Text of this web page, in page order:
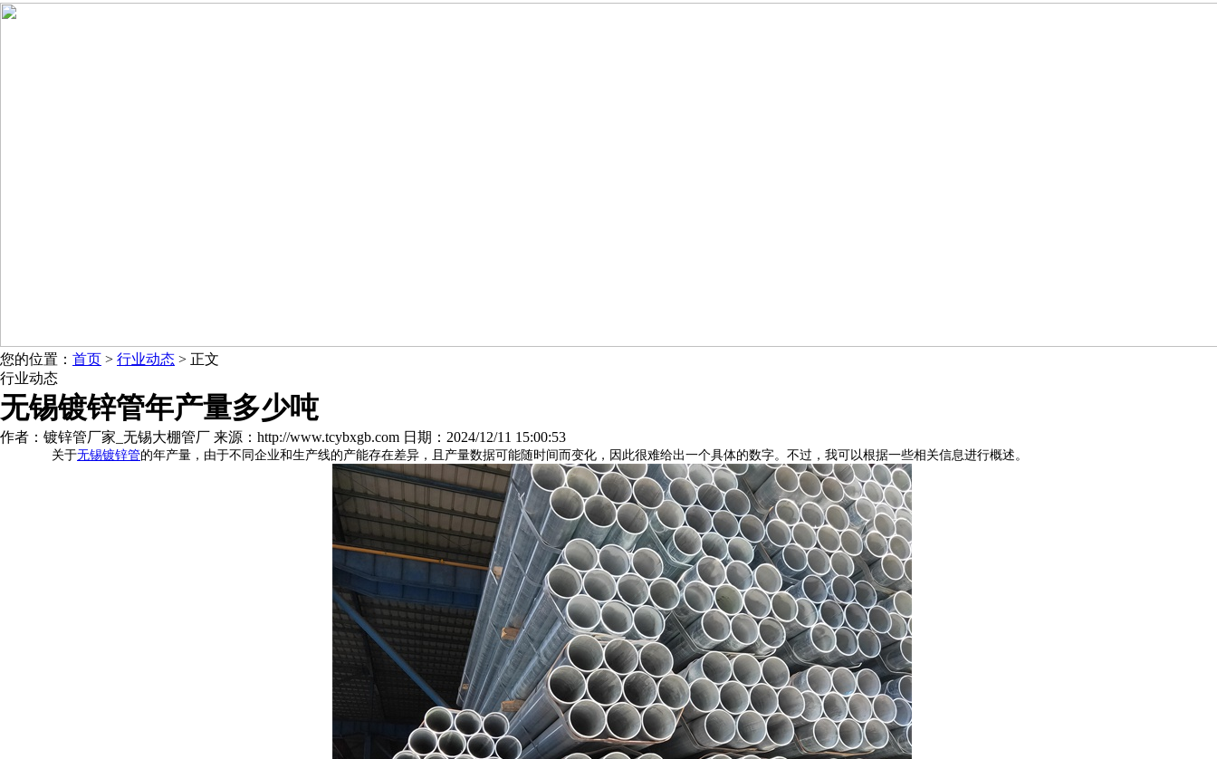
您的位置： 首页 > 行业动态 > 正文
行业动态
无锡镀锌管年产量多少吨
作者：镀锌管厂家_无锡大棚管厂 来源：http://www.tcybxgb.com 日期：2024/12/11 15:00:53
关于无锡镀锌管的年产量，由于不同企业和生产线的产能存在差异，且产量数据可能随时间而变化，因此很难给出一个具体的数字。不过，我可以根据一些相关信息进行概述。